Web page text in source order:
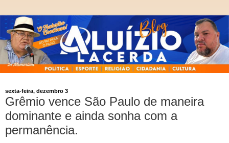
sexta-feira, dezembro 3
Grêmio vence São Paulo de maneira
dominante e ainda sonha com a
permanência.